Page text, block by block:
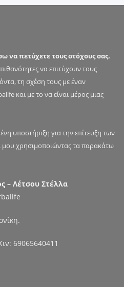
να πετύχετε τους στόχους σας.
να επιτύχουν τους
τη σχέση τους με έναν
και με το να είναι μέρος μιας
υποστήριξη για την επίτευξη των
μου χρησιμοποιώντας τα παρακάτω
– Λέτσου Στέλλα
69065640411